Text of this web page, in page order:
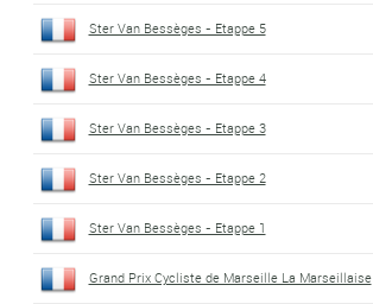
Ster Van Bessèges - Etappe 5
Ster Van Bessèges - Etappe 4
Ster Van Bessèges - Etappe 3
Ster Van Bessèges - Etappe 2
Ster Van Bessèges - Etappe 1
Grand Prix Cycliste de Marseille La Marseillaise